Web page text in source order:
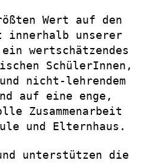
Wert auf den
innerhalb unserer
wertschätzendes
SchülerInnen,
nicht-lehrendem
auf eine enge,
Zusammenarbeit
und Elternhaus.
unterstützen die